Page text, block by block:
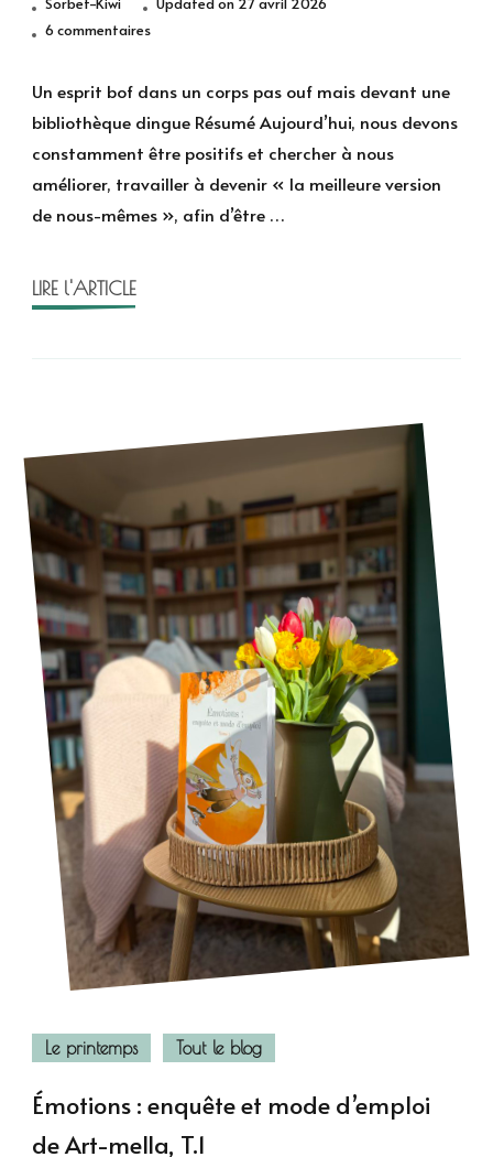
6 commentairessur
dans
un
corps
pas
Un esprit bof dans un corps pas ouf mais devant une
bibliothèque dingue Résumé Aujourd’hui, nous devons
constamment être positifs et chercher à nous
améliorer, travailler à devenir « la meilleure version
de nous-mêmes », afin d’être …
LIRE l'ARTICLE
Le printemps Tout le blog
Émotions : enquête et mode d’emploi
de Art-mella, T.1